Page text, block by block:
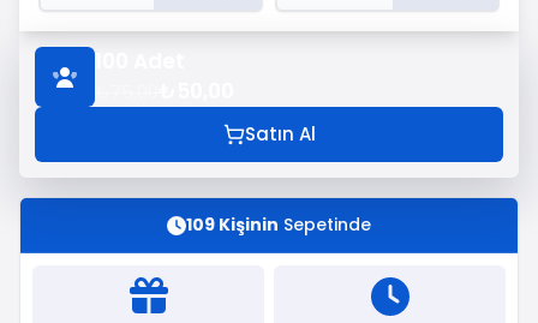
Satın Al
109 Kişinin Sepetinde